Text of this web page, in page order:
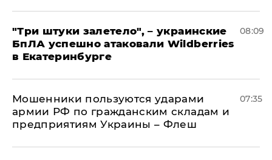
"Три штуки залетело", – украинские
БпЛА успешно атаковали Wildberries
в Екатеринбурге
08:09
Мошенники пользуются ударами
армии РФ по гражданским складам и
предприятиям Украины – Флеш
07:35